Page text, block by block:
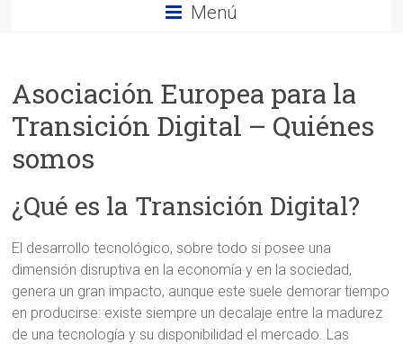
Menú
Asociación Europea para la
Transición Digital – Quiénes
somos
¿Qué es la Transición Digital?
El desarrollo tecnológico, sobre todo si posee una
dimensión disruptiva en la economía y en la sociedad,
genera un gran impacto, aunque este suele demorar tiempo
en producirse: existe siempre un decalaje entre la madurez
de una tecnología y su disponibilidad el mercado. Las